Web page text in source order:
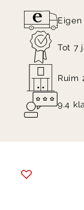
Tot 7
Ruim
9.4
Item